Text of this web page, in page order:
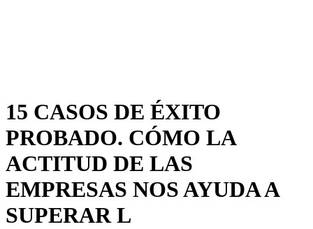
15 CASOS DE ÉXITO
PROBADO. CÓMO LA
ACTITUD DE LAS
EMPRESAS NOS AYUDA A
SUPERAR L